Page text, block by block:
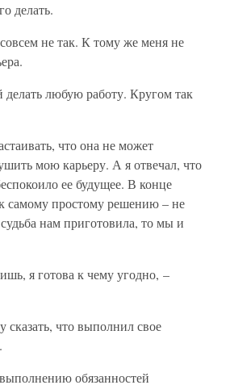
делать.
не так. К тому же меня не
любую работу. Кругом так
что она не может
мою карьеру. А я отвечал, что
ее будущее. В конце
простому решению – не
нам приготовила, то мы и
я готова к чему угодно, –
сказать, что выполнил свое
обязанностей